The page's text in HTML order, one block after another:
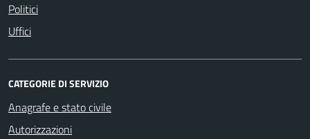
Politici
Uffici
CATEGORIE DI SERVIZIO
Anagrafe e stato civile
Autorizzazioni